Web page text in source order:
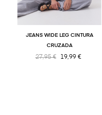
JEANS WIDE LEG CINTURA
CRUZADA
27,95 € 19,99 €